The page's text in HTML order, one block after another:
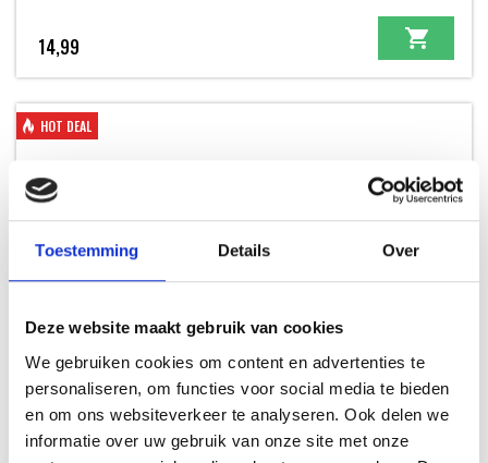
Toestemming Details Over
Deze website maakt gebruik van cookies
We gebruiken cookies om content en advertenties te
personaliseren, om functies voor social media te bieden
en om ons websiteverkeer te analyseren. Ook delen we
informatie over uw gebruik van onze site met onze
14,99
HOT DEAL
DELUXE SPATEL RVS
BARBECUETOOLS